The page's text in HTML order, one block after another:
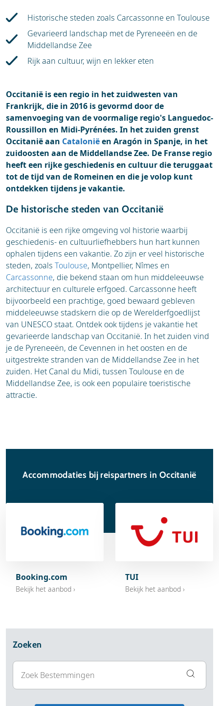
Historische steden zoals Carcassonne en Toulouse
Gevarieerd landschap met de Pyreneeën en de
Middellandse Zee
Rijk aan cultuur, wijn en lekker eten
Occitanië is een regio in het zuidwesten van
Frankrijk, die in 2016 is gevormd door de
samenvoeging van de voormalige regio's Languedoc-
Roussillon en Midi-Pyrénées. In het zuiden grenst
Occitanië aan Cataloniëen Aragón in Spanje, in het
zuidoosten aan de Middellandse Zee. De Franse regio
heeft een rijke geschiedenis en cultuur die teruggaat
tot de tijd van de Romeinen en die je volop kunt
ontdekken tijdens je vakantie.
De historische steden van Occitanië
Occitanië is een rijke omgeving vol historie waarbij
geschiedenis- en cultuurliefhebbers hun hart kunnen
ophalen tijdens een vakantie. Zo zijn er veel historische
steden, zoals Toulouse, Montpellier, Nîmes en
Carcassonne, die bekend staan om hun middeleeuwse
architectuur en culturele erfgoed. Carcassonne heeft
bijvoorbeeld een prachtige, goed bewaard gebleven
middeleeuwse stadskern die op de Werelderfgoedlijst
van UNESCO staat. Ontdek ook tijdens je vakantie het
gevarieerde landschap van Occitanië. In het zuiden vind
je de Pyreneeën, de Cevennen in het oosten en de
uitgestrekte stranden van de Middellandse Zee in het
zuiden. Het Canal du Midi, tussen Toulouse en de
Middellandse Zee, is ook een populaire toeristische
attractie.
Accommodaties bij reispartners in Occitanië
Booking.com
Bekijk het aanbod ›
TUI
Bekijk het aanbod ›
Zoeken